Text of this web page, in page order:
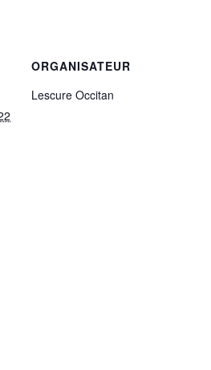
ORGANISATEUR
Lescure Occitan